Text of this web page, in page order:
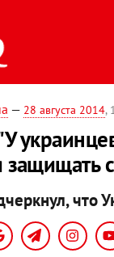
— 28 августа 2014,
защищать
что